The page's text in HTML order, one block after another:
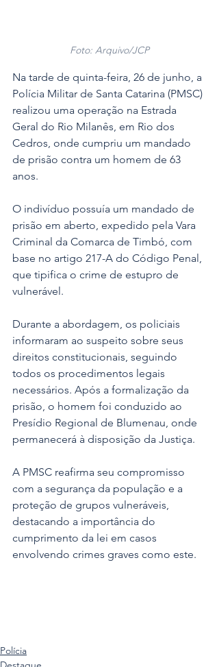
Foto: Arquivo/JCP
Na tarde de quinta-feira, 26 de junho, a
Polícia Militar de Santa Catarina (PMSC)
realizou uma operação na Estrada
Geral do Rio Milanês, em Rio dos
Cedros, onde cumpriu um mandado
de prisão contra um homem de 63
anos.
O indivíduo possuía um mandado de
prisão em aberto, expedido pela Vara
Criminal da Comarca de Timbó, com
base no artigo 217-A do Código Penal,
que tipifica o crime de estupro de
vulnerável.
Durante a abordagem, os policiais
informaram ao suspeito sobre seus
direitos constitucionais, seguindo
todos os procedimentos legais
necessários. Após a formalização da
prisão, o homem foi conduzido ao
Presídio Regional de Blumenau, onde
permanecerá à disposição da Justiça.
A PMSC reafirma seu compromisso
com a segurança da população e a
proteção de grupos vulneráveis,
destacando a importância do
cumprimento da lei em casos
envolvendo crimes graves como este.
Polícia